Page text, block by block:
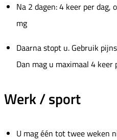
Na 2 dagen: 4 keer per
mg
Daarna stopt u. Gebruik
Dan mag u maximaal 4
Werk / sport
U mag één tot twee weken